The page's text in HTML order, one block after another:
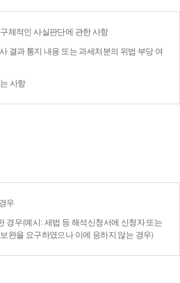
체적인 사실판단에 관한 사항
결과 통지 내용 또는 과세처분의 위법·부당 여
사항
우
경우(예시: 세법 등 해석신청서에 신청자 또는
완을 요구하였으나 이에 응하지 않는 경우)